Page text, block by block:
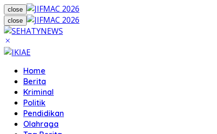
close
close
Home
Berita
Kriminal
Politik
Pendidikan
Olahraga